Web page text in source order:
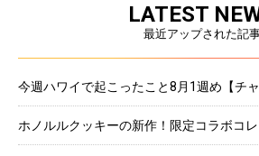
LATEST
最近アップされた記
今週ハワイで起こったこと8月1週め【チャ
ホノルルクッキーの新作！限定コラボコ